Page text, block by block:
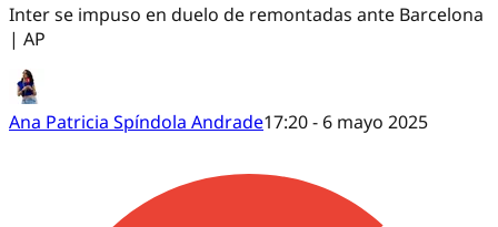
Inter se impuso en duelo de remontadas ante Barcelona
| AP
Ana Patricia Spíndola Andrade17:20 - 6 mayo 2025